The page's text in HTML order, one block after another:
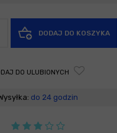
DODAJ DO KOSZYKA
DO ULUBIONYCH
do 24 godzin